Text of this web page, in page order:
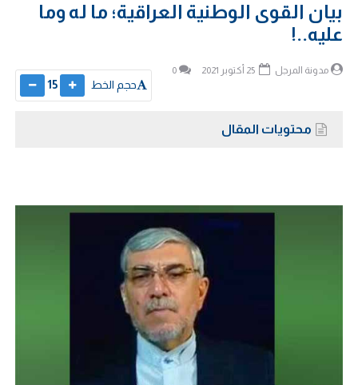
بيان القوى الوطنية العراقية؛ ما له وما
عليه..!
مدونة المرجل 0
حجم الخط 15
محتويات المقال